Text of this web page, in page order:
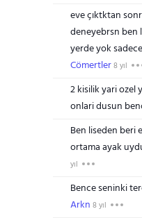
eve çıktktan
deneyebrsn ben
yerde yok
Cömertler8 yıl
2 kisilik yari ozel
onlari dusun
Ben liseden beri
ortama ayak
yıl
Bence seninki
Arkn 8 yıl